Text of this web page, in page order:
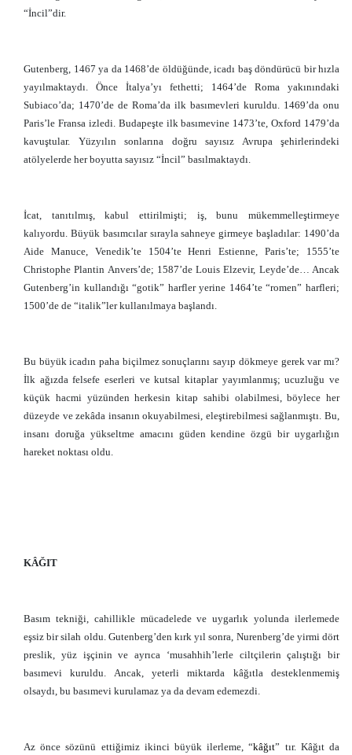
“İncil”dir.
Gutenberg, 1467 ya da 1468’de öldüğünde, icadı baş döndürücü bir hızla
yayılmaktaydı. Önce İtalya’yı fethetti; 1464’de Roma yakınındaki
Subiaco’da; 1470’de de Roma’da ilk basımevleri kuruldu. 1469’da onu
Paris’le Fransa izledi. Budapeşte ilk basımevine 1473’te, Oxford 1479’da
kavuştular. Yüzyılın sonlarına doğru sayısız Avrupa şehirlerindeki
atölyelerde her boyutta sayısız “İncil” basılmaktaydı.
İcat, tanıtılmış, kabul ettirilmişti; iş, bunu mükemmelleştirmeye
kalıyordu. Büyük basımcılar sırayla sahneye girmeye başladılar: 1490’da
Aide Manuce, Venedik’te 1504’te Henri Estienne, Paris’te; 1555’te
Christophe Plantin Anvers’de; 1587’de Louis Elzevir, Leyde’de… Ancak
Gutenberg’in kullandığı “gotik” harfler yerine 1464’te “romen” harfleri;
1500’de de “italik”ler kullanılmaya başlandı.
Bu büyük icadın paha biçilmez sonuçlarını sayıp dökmeye gerek var mı?
İlk ağızda felsefe eserleri ve kutsal kitaplar yayımlanmış; ucuzluğu ve
küçük hacmi yüzünden herkesin kitap sahibi olabilmesi, böylece her
düzeyde ve zekâda insanın okuyabilmesi, eleştirebilmesi sağlanmıştı. Bu,
insanı doruğa yükseltme amacını güden kendine özgü bir uygarlığın
hareket noktası oldu.
KÂĞIT
Basım tekniği, cahillikle mücadelede ve uygarlık yolunda ilerlemede
eşsiz bir silah oldu. Gutenberg’den kırk yıl sonra, Nurenberg’de yirmi dört
preslik, yüz işçinin ve ayrıca ‘musahhih’lerle ciltçilerin çalıştığı bir
basımevi kuruldu. Ancak, yeterli miktarda kâğıtla desteklenmemiş
olsaydı, bu basımevi kurulamaz ya da devam edemezdi.
Az önce sözünü ettiğimiz ikinci büyük ilerleme, “kâğıt” tır. Kâğıt da